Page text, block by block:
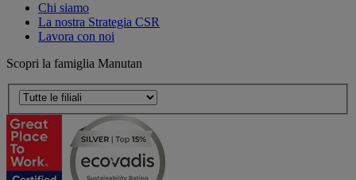
Chi siamo
La nostra Strategia CSR
Lavora con noi
Scopri la famiglia Manutan